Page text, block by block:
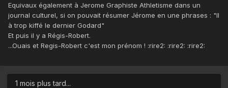
Equivaux également à Jerome Graphiste Athletisme dans un
journal culturel, si on pouvait résumer Jérome en une phrases : "Il
à trop kiffé le dernier Godard"
Et puis il y a Régis-Robert.
...Ouais et Regis-Robert c'est mon prénom ! :rire2: :rire2: :rire2:
1 mois plus tard...